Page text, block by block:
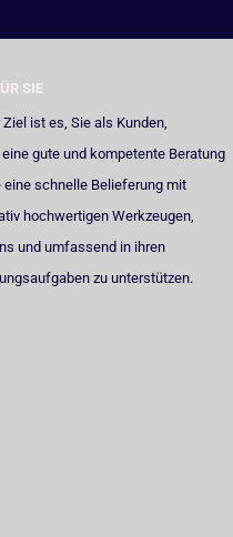
SIE
Ziel ist es, Sie als Kunden,
gute und kompetente Beratung
eine schnelle Belieferung mit
hochwertigen Werkzeugen,
und umfassend in ihren
zu unterstützen.